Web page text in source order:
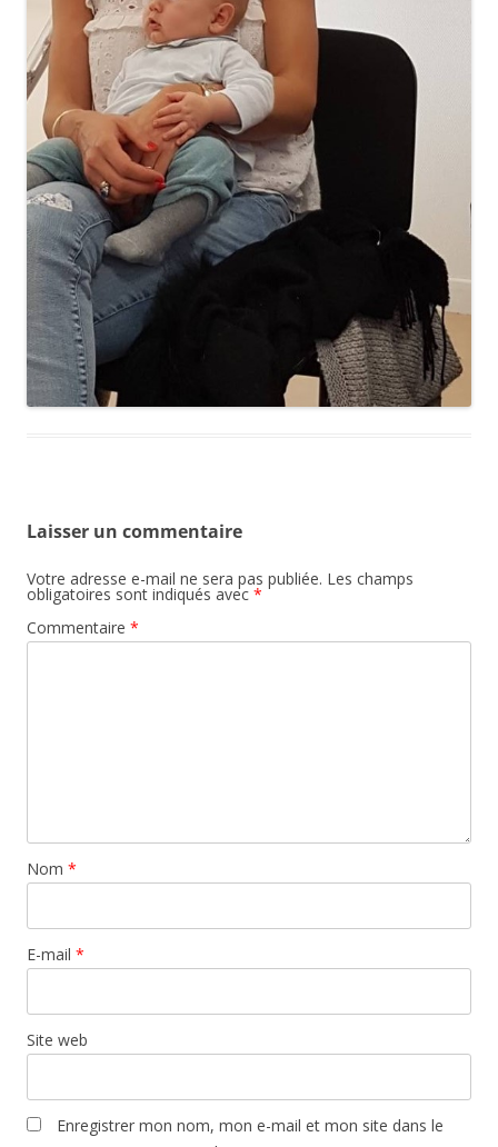
Laisser un commentaire
Votre adresse e-mail ne sera pas publiée. Les champs
obligatoires sont indiqués avec *
Commentaire *
Nom *
E-mail *
Site web
Enregistrer mon nom, mon e-mail et mon site dans le